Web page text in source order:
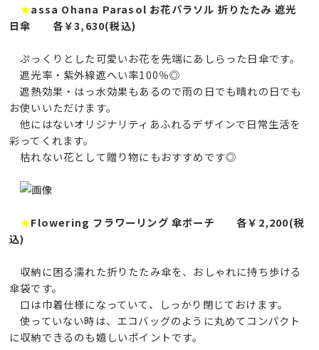
★assa Ohana Parasol お花パラソル 折りたたみ 遮光
日傘 各￥3,630(税込)
ぷっくりとした可愛いお花を先端にあしらった日傘です。
遮光率・紫外線遮へい率100％◎
遮熱効果・はっ水効果もあるので雨の日でも晴れの日でも
お使いいただけます。
他にはないオリジナリティあふれるデザインで日常生活を
彩ってくれます。
枯れない花として贈り物にもおすすめです◎
★Flowering フラワーリング 傘ポーチ 各￥2,200(税
込)
収納に困る濡れた折りたたみ傘を、おしゃれに持ち歩ける
傘袋です。
口は巾着仕様になっていて、しっかり閉じておけます。
使っていない時は、エコバッグのように丸めてコンパクト
に収納できるのも嬉しいポイントです。